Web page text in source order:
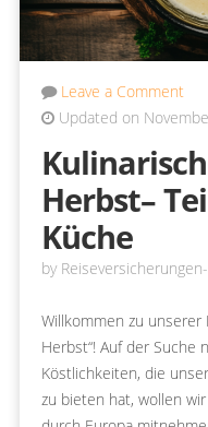
Leave a Comment
Updated on
Herbst–
Küche
by
Willkommen zu unserer
Herbst“! Auf der Suche
Köstlichkeiten, die
zu bieten hat, wollen